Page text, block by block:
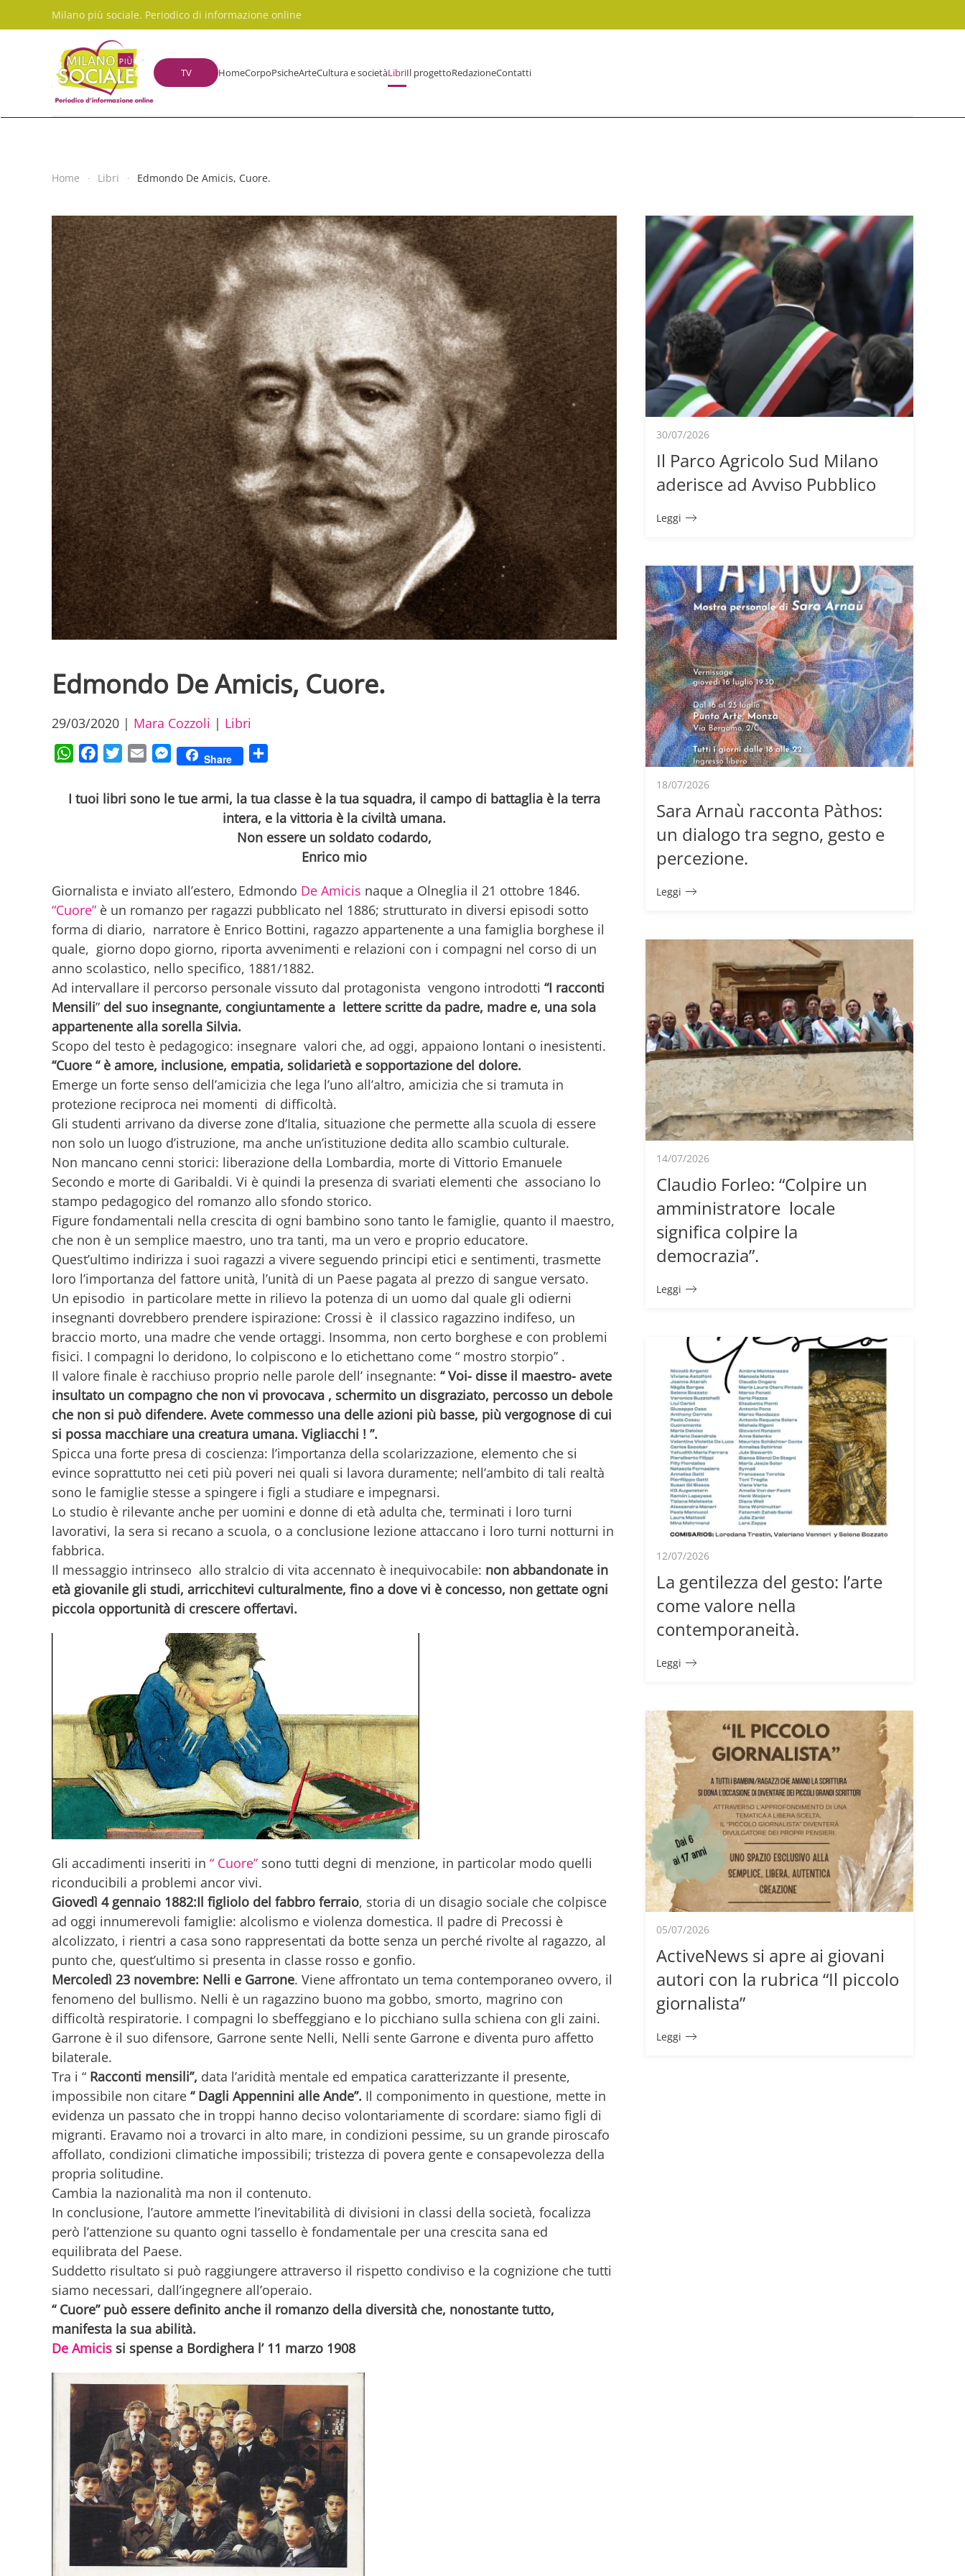
Skip to main content
Milano più sociale. Periodico di informazione online
TV HomeCorpoPsicheArteCultura e societàLibriIl progettoRedazioneContatti
Home Libri Edmondo De Amicis, Cuore.
Edmondo De Amicis, Cuore.
29/03/2020 | Mara Cozzoli | Libri
WhatsAppFacebookTwitterEmail Messenger
Share
I tuoi libri sono le tue armi, la tua classe è la tua squadra, il campo di battaglia è la terra
intera, e la vittoria è la civiltà umana.
Non essere un soldato codardo,
Enrico mio
Giornalista e inviato all’estero, Edmondo De Amicis naque a Olneglia il 21 ottobre 1846.
“Cuore” è un romanzo per ragazzi pubblicato nel 1886; strutturato in diversi episodi sotto
forma di diario, narratore è Enrico Bottini, ragazzo appartenente a una famiglia borghese il
quale, giorno dopo giorno, riporta avvenimenti e relazioni con i compagni nel corso di un
anno scolastico, nello specifico, 1881/1882.
Ad intervallare il percorso personale vissuto dal protagonista vengono introdotti “I racconti
Mensili” del suo insegnante, congiuntamente a lettere scritte da padre, madre e, una sola
appartenente alla sorella Silvia.
Scopo del testo è pedagogico: insegnare valori che, ad oggi, appaiono lontani o inesistenti.
“Cuore “ è amore, inclusione, empatia, solidarietà e sopportazione del dolore.
Emerge un forte senso dell’amicizia che lega l’uno all’altro, amicizia che si tramuta in
protezione reciproca nei momenti di difficoltà.
Gli studenti arrivano da diverse zone d’Italia, situazione che permette alla scuola di essere
non solo un luogo d’istruzione, ma anche un’istituzione dedita allo scambio culturale.
Non mancano cenni storici: liberazione della Lombardia, morte di Vittorio Emanuele
Secondo e morte di Garibaldi. Vi è quindi la presenza di svariati elementi che associano lo
stampo pedagogico del romanzo allo sfondo storico.
Figure fondamentali nella crescita di ogni bambino sono tanto le famiglie, quanto il maestro,
che non è un semplice maestro, uno tra tanti, ma un vero e proprio educatore.
Quest’ultimo indirizza i suoi ragazzi a vivere seguendo principi etici e sentimenti, trasmette
loro l’importanza del fattore unità, l’unità di un Paese pagata al prezzo di sangue versato.
Un episodio in particolare mette in rilievo la potenza di un uomo dal quale gli odierni
insegnanti dovrebbero prendere ispirazione: Crossi è il classico ragazzino indifeso, un
braccio morto, una madre che vende ortaggi. Insomma, non certo borghese e con problemi
fisici. I compagni lo deridono, lo colpiscono e lo etichettano come “ mostro storpio” .
Il valore finale è racchiuso proprio nelle parole dell’ insegnante: “ Voi- disse il maestro- avete
insultato un compagno che non vi provocava , schermito un disgraziato, percosso un debole
che non si può difendere. Avete commesso una delle azioni più basse, più vergognose di cui
si possa macchiare una creatura umana. Vigliacchi ! ”.
Spicca una forte presa di coscienza: l’importanza della scolarizzazione, elemento che si
evince soprattutto nei ceti più poveri nei quali si lavora duramente; nell’ambito di tali realtà
sono le famiglie stesse a spingere i figli a studiare e impegnarsi.
Lo studio è rilevante anche per uomini e donne di età adulta che, terminati i loro turni
lavorativi, la sera si recano a scuola, o a conclusione lezione attaccano i loro turni notturni in
fabbrica.
Il messaggio intrinseco allo stralcio di vita accennato è inequivocabile: non abbandonate in
età giovanile gli studi, arricchitevi culturalmente, fino a dove vi è concesso, non gettate ogni
piccola opportunità di crescere offertavi.
Gli accadimenti inseriti in “ Cuore” sono tutti degni di menzione, in particolar modo quelli
riconducibili a problemi ancor vivi.
Giovedì 4 gennaio 1882:Il figliolo del fabbro ferraio, storia di un disagio sociale che colpisce
ad oggi innumerevoli famiglie: alcolismo e violenza domestica. Il padre di Precossi è
alcolizzato, i rientri a casa sono rappresentati da botte senza un perché rivolte al ragazzo, al
punto che, quest’ultimo si presenta in classe rosso e gonfio.
Mercoledì 23 novembre: Nelli e Garrone. Viene affrontato un tema contemporaneo ovvero, il
fenomeno del bullismo. Nelli è un ragazzino buono ma gobbo, smorto, magrino con
difficoltà respiratorie. I compagni lo sbeffeggiano e lo picchiano sulla schiena con gli zaini.
Garrone è il suo difensore, Garrone sente Nelli, Nelli sente Garrone e diventa puro affetto
bilaterale.
Tra i “ Racconti mensili”, data l’aridità mentale ed empatica caratterizzante il presente,
impossibile non citare “ Dagli Appennini alle Ande”. Il componimento in questione, mette in
evidenza un passato che in troppi hanno deciso volontariamente di scordare: siamo figli di
migranti. Eravamo noi a trovarci in alto mare, in condizioni pessime, su un grande piroscafo
affollato, condizioni climatiche impossibili; tristezza di povera gente e consapevolezza della
propria solitudine.
Cambia la nazionalità ma non il contenuto.
In conclusione, l’autore ammette l’inevitabilità di divisioni in classi della società, focalizza
però l’attenzione su quanto ogni tassello è fondamentale per una crescita sana ed
equilibrata del Paese.
Suddetto risultato si può raggiungere attraverso il rispetto condiviso e la cognizione che tutti
siamo necessari, dall’ingegnere all’operaio.
“ Cuore” può essere definito anche il romanzo della diversità che, nonostante tutto,
manifesta la sua abilità.
De Amicis si spense a Bordighera l’ 11 marzo 1908
30/07/2026
Il Parco Agricolo Sud Milano
aderisce ad Avviso Pubblico
Leggi
18/07/2026
Sara Arnaù racconta Pàthos:
un dialogo tra segno, gesto e
percezione.
Leggi
14/07/2026
Claudio Forleo: “Colpire un
amministratore locale
significa colpire la
democrazia”.
Leggi
12/07/2026
La gentilezza del gesto: l’arte
come valore nella
contemporaneità.
Leggi
05/07/2026
ActiveNews si apre ai giovani
autori con la rubrica “Il piccolo
giornalista”
Leggi